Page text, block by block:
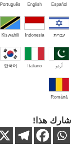
Español
English
Português
עברית Indonesia
Kiswahili
اُردو Italiano
한국어
Română
شارك هذا!